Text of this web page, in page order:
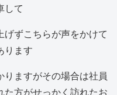
して
ずこちらが声をかけて
ります
ますがその場合は社員
方がせっかく訪れたお